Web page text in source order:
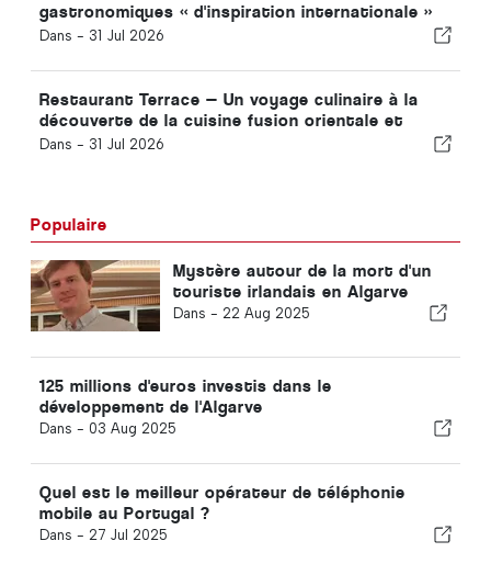
gastronomiques « d'inspiration internationale »
de Vilamoura
Dans - 31 Jul 2026
Restaurant Terrace — Un voyage culinaire à la
découverte de la cuisine fusion orientale et
méditerranéenne
Dans - 31 Jul 2026
Populaire
Mystère autour de la mort d'un
touriste irlandais en Algarve
Dans - 22 Aug 2025
125 millions d'euros investis dans le
développement de l'Algarve
Dans - 03 Aug 2025
Quel est le meilleur opérateur de téléphonie
mobile au Portugal ?
Dans - 27 Jul 2025